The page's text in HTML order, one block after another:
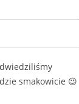
smakowicie 😉